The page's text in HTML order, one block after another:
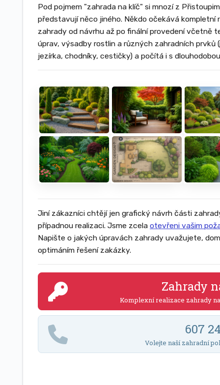
Pod pojmem "zahrada na klíč" si mnozí z
představují něco jiného. Někdo očekává kompletní
zahrady od návrhu až po finální provedení včetně
úprav, výsadby rostlin a různých zahradních prvků
jezírka, chodníky, cestičky) a počítá i s
Jiní zákazníci chtějí jen grafický návrh části
případnou realizaci. Jsme zcela otevřeni vašim
Napište o jakých úpravách zahrady uvažujete,
optimáním řešení zakázky.
Zahrady
Komplexní realizace zahrady
607
Volejte naší zahradní